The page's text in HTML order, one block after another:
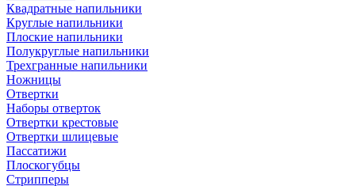
Квадратные напильники
Круглые напильники
Плоские напильники
Полукруглые напильники
Трехгранные напильники
Ножницы
Отвертки
Наборы отверток
Отвертки крестовые
Отвертки шлицевые
Пассатижи
Плоскогубцы
Стрипперы